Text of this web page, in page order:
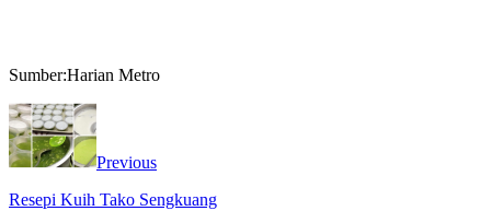
Sumber:Harian Metro
Previous
Resepi Kuih Tako Sengkuang